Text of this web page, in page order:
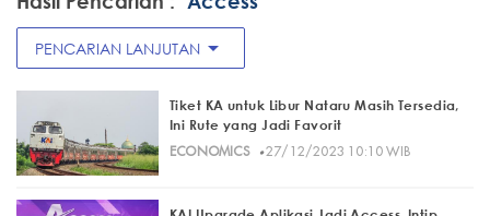
PENCARIAN LANJUTAN arrow_drop_down
Tiket KA untuk Libur Nataru Masih Tersedia,
Ini Rute yang Jadi Favorit
ECONOMICS· 27/12/2023 10:10 WIB